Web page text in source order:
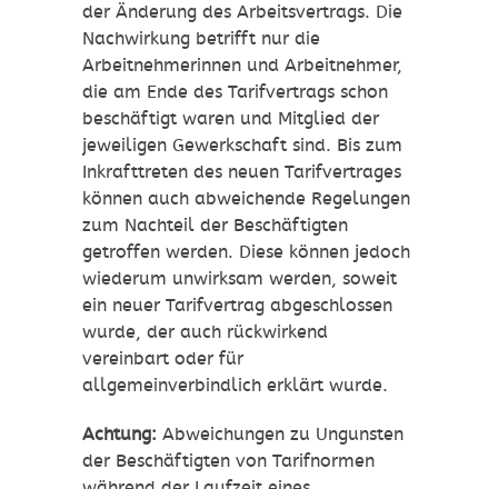
der Änderung des Arbeitsvertrags. Die
Nachwirkung betrifft nur die
Arbeitnehmerinnen und Arbeitnehmer,
die am Ende des Tarifvertrags schon
beschäftigt waren und Mitglied der
jeweiligen Gewerkschaft sind. Bis zum
Inkrafttreten des neuen Tarifvertrages
können auch abweichende Regelungen
zum Nachteil der Beschäftigten
getroffen werden. Diese können jedoch
wiederum unwirksam werden, soweit
ein neuer Tarifvertrag abgeschlossen
wurde, der auch rückwirkend
vereinbart oder für
allgemeinverbindlich erklärt wurde.
Achtung: Abweichungen zu Ungunsten
der Beschäftigten von Tarifnormen